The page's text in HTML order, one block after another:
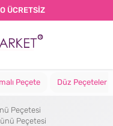
ÜCRETSİZ
Peçete Düz Peçeteler
Peçetesi
Peçetesi